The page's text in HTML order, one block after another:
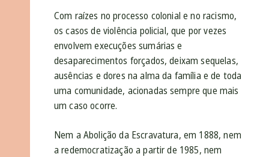
Com raízes no processo colonial e no racismo,
os casos de violência policial, que por vezes
envolvem execuções sumárias e
desaparecimentos forçados, deixam sequelas,
ausências e dores na alma da família e de toda
uma comunidade, acionadas sempre que mais
um caso ocorre.
Nem a Abolição da Escravatura, em 1888, nem
a redemocratização a partir de 1985, nem